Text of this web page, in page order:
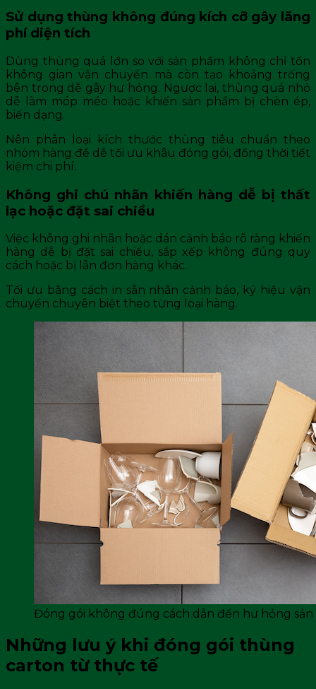
Sử dụng thùng không đúng kích cỡ gây lãng
phí diện tích
Dùng thùng quá lớn so với sản phẩm không chỉ tốn
không gian vận chuyển mà còn tạo khoảng trống
bên trong dễ gây hư hỏng. Ngược lại, thùng quá nhỏ
dễ làm móp méo hoặc khiến sản phẩm bị chèn ép,
biến dạng.
Nên phân loại kích thước thùng tiêu chuẩn theo
nhóm hàng để dễ tối ưu khâu đóng gói, đồng thời tiết
kiệm chi phí.
Không ghi chú nhãn khiến hàng dễ bị thất
lạc hoặc đặt sai chiều
Việc không ghi nhãn hoặc dán cảnh báo rõ ràng khiến
hàng dễ bị đặt sai chiều, sắp xếp không đúng quy
cách hoặc bị lẫn đơn hàng khác.
Tối ưu bằng cách in sẵn nhãn cảnh báo, ký hiệu vận
chuyển chuyên biệt theo từng loại hàng.
Đóng gói không đúng cách dẫn đến hư hỏng sản
Những lưu ý khi đóng gói thùng
carton từ thực tế